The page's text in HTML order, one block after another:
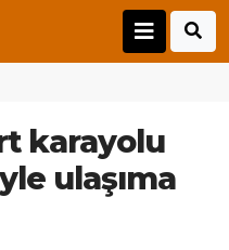
karayolu
ulaşıma